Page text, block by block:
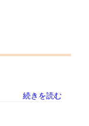
続きを読む